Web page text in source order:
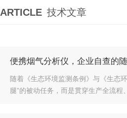
ARTICLE 技术文章
便携烟气分析仪，企业自查的
随着《生态环境监测条例》与《生态
腿”的被动任务，而是贯穿生产全流